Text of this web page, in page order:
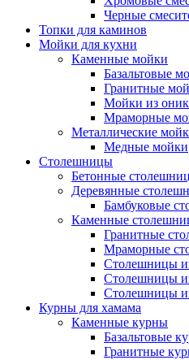
Черные
Топки для каминов
Мойки для кухни
Каменные мойки
Базальтовые
Гранитные
Мойки из
Мраморные
Металлические
Медные мойки
Столешницы
Бетонные
Деревянные
Бамбуковые
Каменные
Гранитные
Мраморные
Столешницы
Столешницы
Столешницы
Курны для хамама
Каменные курны
Базальтовые
Гранитные